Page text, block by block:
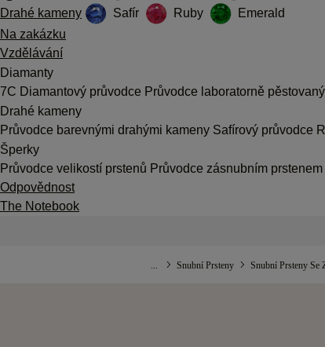
Drahé kameny
Safír Ruby
Emerald
Na zakázku
Vzdělávání
Diamanty
7C Diamantový průvodce Průvodce laboratorně
Drahé kameny
Průvodce barevnými drahými kameny Safírový průvodce
Šperky
Průvodce velikostí prstenů Průvodce zásnubním prstenem
Odpovědnost
The Notebook
Snubní Prsteny Snubní Prsteny Se